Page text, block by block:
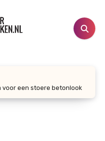
voor een stoere betonlook